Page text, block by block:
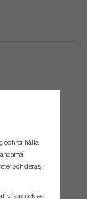
och för hålla
och deras
vilka cookies